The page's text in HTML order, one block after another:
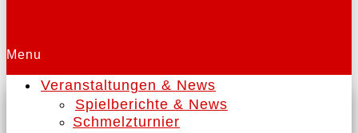
Menu
Veranstaltungen & News
Spielberichte & News
Schmelzturnier